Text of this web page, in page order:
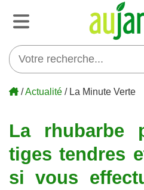
/Actualité / La Minute Verte
La rhubarbe
tiges tendres
si vous